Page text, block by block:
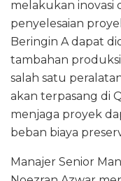
melakukan inovasi
penyelesaian
Beringin A dapat
tambahan
salah satu
akan terpasang di
menjaga proyek
beban biaya
Manajer Senior